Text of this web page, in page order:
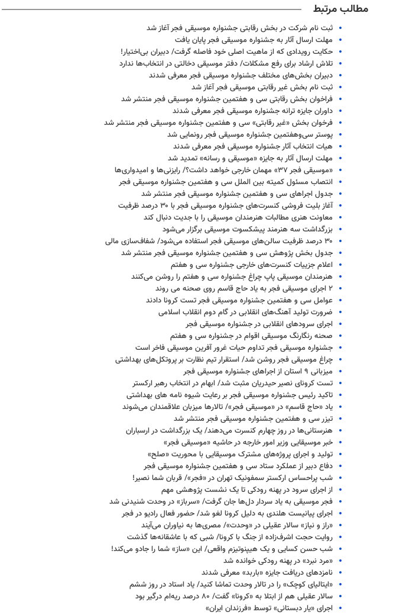
مطالب مرتبط
ثبت نام شرکت در بخش رقابتی جشنواره موسیقی فجر آغاز شد
مهلت ارسال آثار به جشنواره موسیقی فجر پایان یافت
حکایت رویدادی که از ماهیت اصلی خود فاصله گرفت/ دبیران بی‌اختیار!
تلاش ارشاد برای رفع مشکلات/ دفتر موسیقی دخالتی در انتخاب‌ها ندارد
دبیران بخش‌های مختلف جشنواره موسیقی فجر معرفی شدند
ثبت نام بخش غیر رقابتی موسیقی فجر آغاز شد
فراخوان بخش رقابتی سی و هفتمین جشنواره موسیقی فجر منتشر شد
داوران جایزه ترانه جشنواره موسیقی فجر معرفی شدند
فرخوان بخش «غیر رقابتی» سی و هفتمین جشنواره موسیقی فجر منتشر شد
پوستر سی‌وهفتمین جشنواره موسیقی فجر رونمایی شد
هیات انتخاب آثار جشنواره موسیقی فجر معرفی شدند
مهلت ارسال آثار به جایزه «موسیقی و رسانه» تمدید شد
«موسیقی فجر ۳۷» مهمان خارجی خواهد داشت؟/ رایزنی‌ها و امیدواری‌ها
انتصاب مسئول کمیته بین الملل سی و هفتمین جشنواره موسیقی فجر
جدول اجراهای سی و هفتمین جشنواره موسیقی فجر منتشر شد
آغاز بلیت فروشی کنسرت‌های جشنواره موسیقی فجر با ۳۰ درصد ظرفیت
معاونت هنری مطالبات هنرمندان موسیقی را با جدیت دنبال کند
بزرگداشت سه هنرمند پیشکسوت موسیقی برگزار می‌شود
۳۰ درصد ظرفیت سالن‌های موسیقی فجر استفاده می‌شود/ شفاف‌سازی مالی
جدول بخش پژوهش سی و هفتمین جشنواره موسیقی فجر منتشر شد
اعلام جزییات کنسرت‌های خارجی جشنواره سی و هفتم
هنرمندان موسیقی پاپ چراغ جشنواره سی و هفتم را روشن می‌کنند
۲ اجرای موسیقی فجر به یاد حاج قاسم روی صحنه می روند
عوامل سی و هفتمین جشنواره موسیقی فجر تست کرونا دادند
ضرورت تولید آهنگ‌های انقلابی در گام دوم انقلاب اسلامی
اجرای سرودهای انقلابی در جشنواره موسیقی فجر
صحنه رنگارنگ موسیقی اقوام در جشنواره سی و هفتم
جشنواره موسیقی فجر تداوم حیات غرور آفرین موسیقی فاخر است
چراغ موسیقی فجر روشن شد/ استقرار تیم نظارت بر پروتکل‌های بهداشتی
میزبانی ۹ استان از اجراهای جشنواره موسیقی فجر
تست کرونای نصیر حیدریان مثبت شد/ ابهام در انتخاب رهبر ارکستر
تاکید رئیس جشنواره موسیقی فجر بر رعایت شیوه نامه های بهداشتی
یاد «حاج قاسم» در «موسیقی فجر»/ تالارها میزبان علاقمندان می‌شوند
تیزر سی و هفتمین جشنواره موسیقی فجر منتشر شد
هنرستانی‌ها در روز چهارم کنسرت می‌دهند/ یک بزرگداشت در ارسباران
خبر موسیقایی وزیر امور خارجه در حاشیه «موسیقی فجر»
تولید و اجرای پروژه‌های مشترک موسیقایی با محوریت «صلح»
دفاع دبیر از عملکرد ستاد سی و هفتمین جشنواره موسیقی فجر
شب پراحساس ارکستر سمفونیک تهران در «فجر»/ قربان شما نصیر!
از اجرای سرود در پهنه رودکی تا یک نشست پژوهشی مهم
فجر موسیقی به یاد سردار دل‌ها جان گرفت/ «سرباز» در وحدت شنیدنی شد
اجرای پیانیست هلندی به دلیل کرونا لغو شد/ حضور فعال رادیو در فجر
«راز و نیاز» سالار عقیلی در «وحدت»/ مصری‌ها به نیاوران می‌آیند
روایت حجت اشرف‌زاده از جنگ با کرونا/ شبی که با عاشقانه‌ها گذشت
شب حسن کسایی و یک هیپنوتیزم واقعی/ این «ساز» شما را جادو می‌کند!
«مرد نبرد» در پهنه رودکی خوانده شد
نامزدهای دریافت جایزه «باربد» معرفی شدند
«ایتالیای کوچک» را در تالار وحدت تماشا کنید/ یاد استاد در روز ششم
سالار عقیلی هم از ابتلا به «کرونا» گفت/ ۸۰ درصد ریه‌ام درگیر بود
اجرای «یار دبستانی» توسط «فرزندان ایران»
روزنامه‌های صبح شنبه ۱۷ مرداد ۱۴۰۵ روزنامه‌های اقتصادی شنبه ۱۷ مرداد ۱۴۰۵